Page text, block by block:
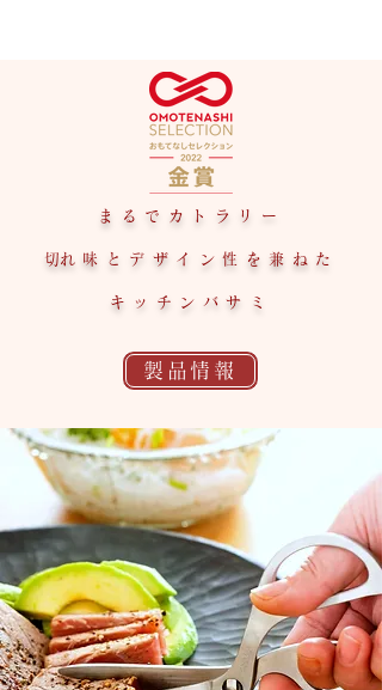
まるでカトラリー
​切れ味とデザイン性を兼ねた
キッチンバサミ
製品情報